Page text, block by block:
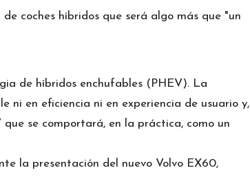
de híbridos enchufables (PHEV). La
ni en eficiencia ni en experiencia de usuario y,
se comportará, en la práctica, como un
la presentación del nuevo Volvo EX60,